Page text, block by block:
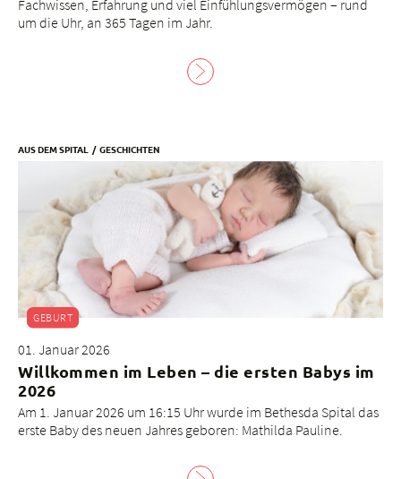
Fachwissen, Erfahrung und viel Einfühlungsvermögen – rund
um die Uhr, an 365 Tagen im Jahr.
AUS DEM SPITAL GESCHICHTEN
GEBURT
01. Januar 2026
Willkommen im Leben – die ersten Babys im
2026
Am 1. Januar 2026 um 16:15 Uhr wurde im Bethesda Spital das
erste Baby des neuen Jahres geboren: Mathilda Pauline.